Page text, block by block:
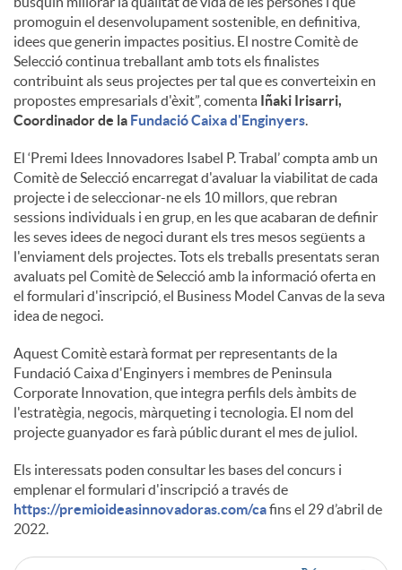
promoguin el desenvolupament sostenible, en definitiva,
idees que generin impactes positius. El nostre Comitè de
Selecció continua treballant amb tots els finalistes
contribuint als seus projectes per tal que es converteixin en
propostes empresarials d'èxit”, comenta Iñaki Irisarri,
Coordinador de la Fundació Caixa d'Enginyers.
El ‘Premi Idees Innovadores Isabel P. Trabal’ compta amb un
Comitè de Selecció encarregat d'avaluar la viabilitat de cada
projecte i de seleccionar-ne els 10 millors, que rebran
sessions individuals i en grup, en les que acabaran de definir
les seves idees de negoci durant els tres mesos següents a
l'enviament dels projectes. Tots els treballs presentats seran
avaluats pel Comitè de Selecció amb la informació oferta en
el formulari d'inscripció, el Business Model Canvas de la seva
idea de negoci.
Aquest Comitè estarà format per representants de la
Fundació Caixa d'Enginyers i membres de Peninsula
Corporate Innovation, que integra perfils dels àmbits de
l'estratègia, negocis, màrqueting i tecnologia. El nom del
projecte guanyador es farà públic durant el mes de juliol.
Els interessats poden consultar les bases del concurs i
emplenar el formulari d'inscripció a través de
https://premioideasinnovadoras.com/cafins el 29 d’abril de
2022.